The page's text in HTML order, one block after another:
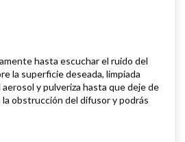
hasta escuchar el ruido del
la superficie deseada, limpiada
y pulveriza hasta que deje de
obstrucción del difusor y podrás